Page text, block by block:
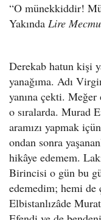
“O münekkiddir!
Yakında Lire
Derekab hatun kişi
yanağıma. Adı
yanına çekti. Meğer
o sıralarda. Murad
aramızı yapmak
ondan sonra
hikâye edemem.
Birincisi o gün bu
edemedim; hemi
Elbistanlızâde